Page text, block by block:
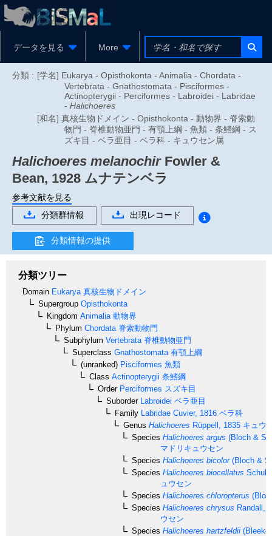
データを見る More
分類 : [学名] Eukarya - Opisthokonta - Animalia - Chordata -
Vertebrata - Gnathostomata - Pisciformes -
Actinopterygii - Perciformes - Labroidei - Labridae
- Halichoeres
[和名] 真核生物ドメイン - Opisthokonta - 動物界 - 脊索動
物門 - 脊椎動物亜門 - 有顎上綱 - 魚類 - 条鰭綱 - ス
ズキ目 - ベラ亜目 - ベラ科 - キュウセン属
Halichoeres melanochirFowler &
Bean, 1928 ムナテンベラ
参考文献を見る
分類群情報
出現レコード
分類情報の提供
分類ツリー
Domain Eukarya 真核生物ドメイン
Supergroup Opisthokonta
Kingdom Animalia 動物界
Phylum Chordata 脊索動物門
Subphylum Vertebrata 脊椎動物亜門
Superclass Gnathostomata 有顎上綱
(unranked) Pisciformes 魚類
Class Actinopterygii 条鰭綱
OrderPerciformes スズキ目
SuborderLabroidei ベラ亜目
Family Labridae Cuvier, 1816 ベラ科
Genus Halichoeres Rüppell, 1835 キュウ
Species Halichoeres argus (Bloch &
マドリキュウセン
Species Halichoeres bicolor(Bloch &
Species Halichoeres biocellatus
ュウセン
Species Halichoeres chloropterus
Species Halichoeres chrysus Randall,
ウセン
Species Halichoeres hartzfeldii